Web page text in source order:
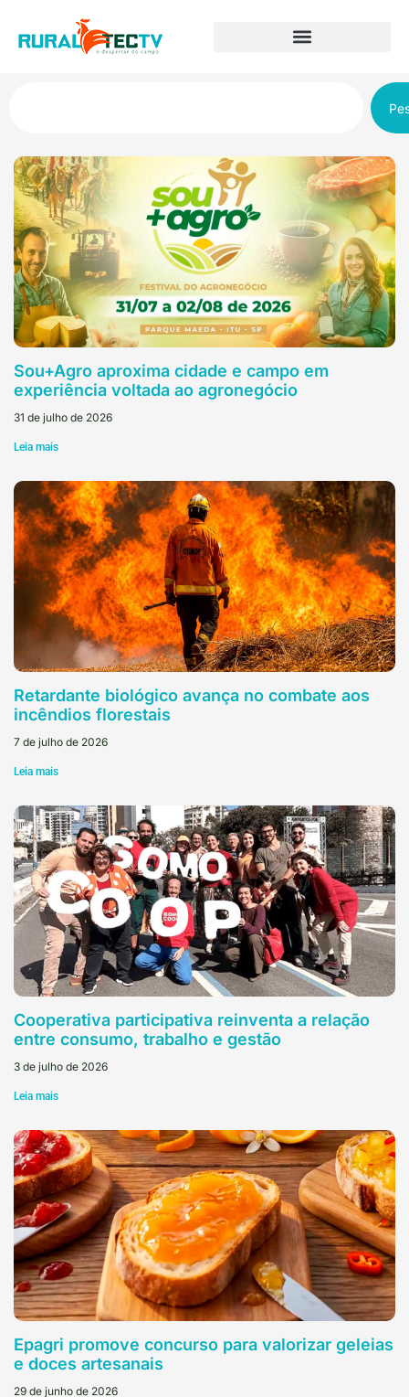
Sou+Agro aproxima cidade e campo em
experiência voltada ao agronegócio
31 de julho de 2026
Leia mais
Retardante biológico avança no combate aos
incêndios florestais
7 de julho de 2026
Leia mais
Cooperativa participativa reinventa a relação
entre consumo, trabalho e gestão
3 de julho de 2026
Leia mais
Epagri promove concurso para valorizar geleias
e doces artesanais
29 de junho de 2026